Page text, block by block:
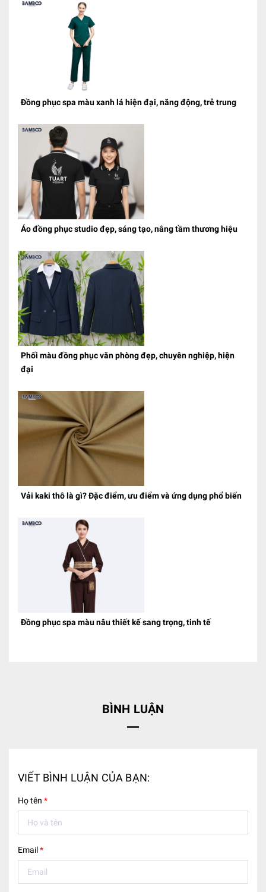
Đồng phục spa màu xanh lá hiện đại, năng động, trẻ trung
Áo đồng phục studio đẹp, sáng tạo, nâng tầm thương hiệu
Phối màu đồng phục văn phòng đẹp, chuyên nghiệp, hiện
đại
Vải kaki thô là gì? Đặc điểm, ưu điểm và ứng dụng phổ biến
Đồng phục spa màu nâu thiết kế sang trọng, tinh tế
BÌNH LUẬN
VIẾT BÌNH LUẬN CỦA BẠN:
Họ tên *
Email*